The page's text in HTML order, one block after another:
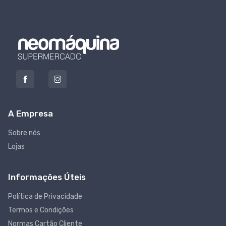
A Empresa
Sobre nós
Lojas
Informações Úteis
Política de Privacidade
Termos e Condições
Normas Cartão Cliente